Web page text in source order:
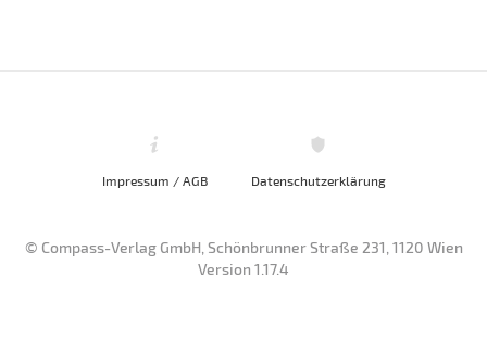
Impressum / AGB Datenschutzerklärung
© Compass-Verlag GmbH, Schönbrunner Straße 231, 1120 Wien
Version 1.17.4